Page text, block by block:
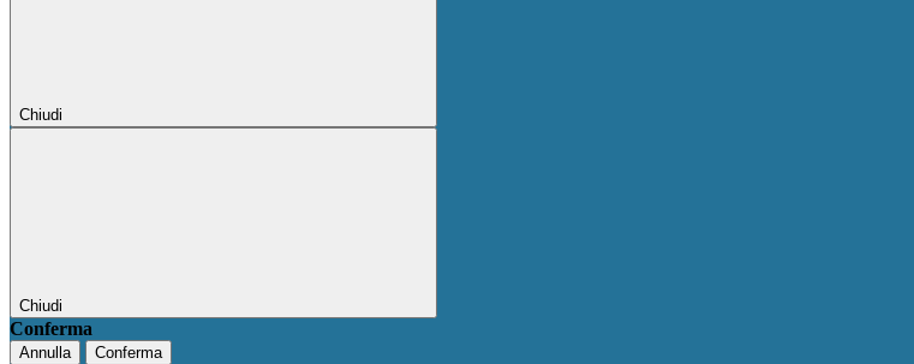
Chiudi
Chiudi
Conferma
Annulla Conferma